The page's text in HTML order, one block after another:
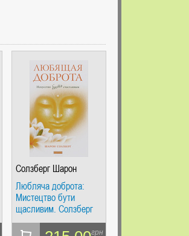
Солзберг Шарон
Любляча доброта:
Мистецтво бути
щасливим. Солзберг
Шарон Софія
грн